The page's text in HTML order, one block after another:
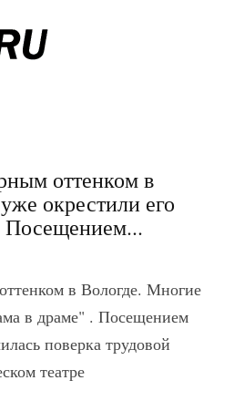
оттенком в
окрестили его
в Вологде. Многие
в драме" . Посещением
поверка трудовой
театре